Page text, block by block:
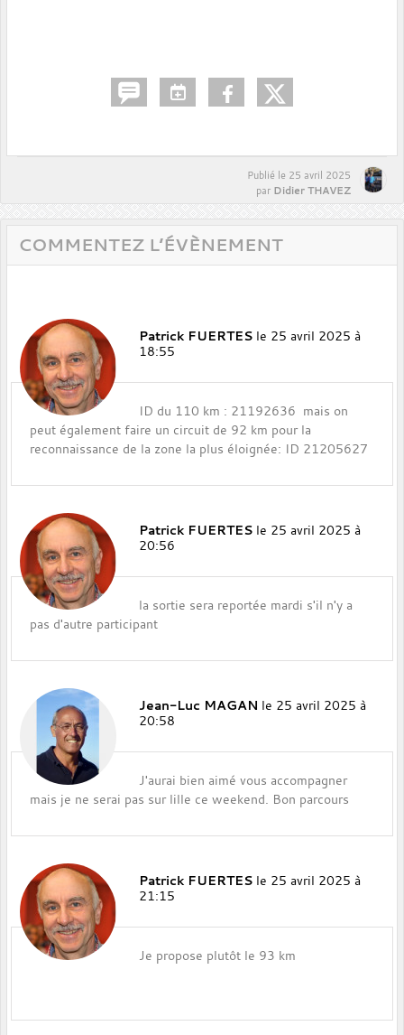
Publié le 25 avril 2025
par Didier THAVEZ
COMMENTEZ L’ÉVÈNEMENT
Patrick FUERTES le 25 avril 2025 à
18:55
ID du 110 km : 21192636 mais on
peut également faire un circuit de 92 km pour la
reconnaissance de la zone la plus éloignée: ID 21205627
Patrick FUERTES le 25 avril 2025 à
20:56
la sortie sera reportée mardi s'il n'y a
pas d'autre participant
Jean-Luc MAGAN le 25 avril 2025 à
20:58
J'aurai bien aimé vous accompagner
mais je ne serai pas sur lille ce weekend. Bon parcours
Patrick FUERTES le 25 avril 2025 à
21:15
Je propose plutôt le 93 km